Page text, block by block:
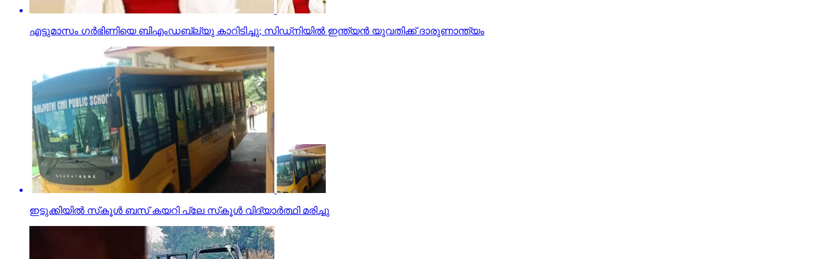
എട്ടുമാസം ഗര്‍ഭിണിയെ ബിഎംഡബ്ല്യു കാറിടിച്ചു; സിഡ്‌നിയില്‍ ഇന്ത്യന്‍ യുവതിക്ക് ദാരുണാന്ത്യം
ഇടുക്കിയില്‍ സ്‌കൂള്‍ ബസ് കയറി പ്ലേ സ്‌കൂള്‍ വിദ്യാര്‍ത്ഥി മരിച്ചു